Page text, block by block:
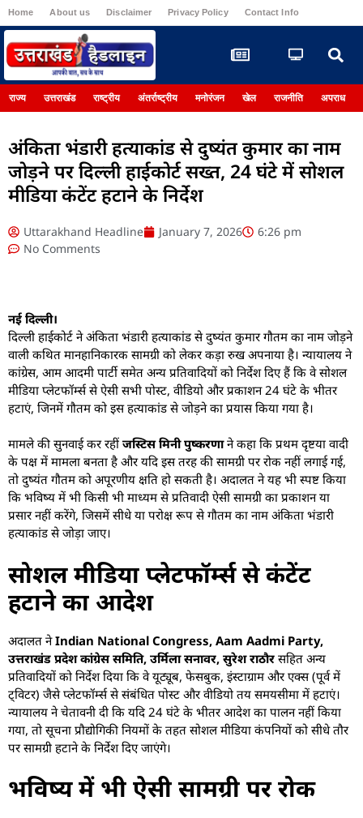
Home About us Disclaimer Privacy Policy Contact Info
राज्य उत्तराखंड राष्ट्रीय अंतर्राष्ट्रीय मनोरंजन खेल राजनीति अपराध
अंकिता भंडारी हत्याकांड से दुष्यंत कुमार का नाम
जोड़ने पर दिल्ली हाईकोर्ट सख्त, 24 घंटे में सोशल
मीडिया कंटेंट हटाने के निर्देश
Uttarakhand Headline January 7, 2026
6:26 pm
No Comments
नई दिल्ली।
दिल्ली हाईकोर्ट ने अंकिता भंडारी हत्याकांड से दुष्यंत कुमार गौतम का नाम जोड़ने
वाली कथित मानहानिकारक सामग्री को लेकर कड़ा रुख अपनाया है। न्यायालय ने
कांग्रेस, आम आदमी पार्टी समेत अन्य प्रतिवादियों को निर्देश दिए हैं कि वे सोशल
मीडिया प्लेटफॉर्म्स से ऐसी सभी पोस्ट, वीडियो और प्रकाशन 24 घंटे के भीतर
हटाएं, जिनमें गौतम को इस हत्याकांड से जोड़ने का प्रयास किया गया है।
मामले की सुनवाई कर रहीं जस्टिस मिनी पुष्करणाने कहा कि प्रथम दृष्टया वादी
के पक्ष में मामला बनता है और यदि इस तरह की सामग्री पर रोक नहीं लगाई गई,
तो दुष्यंत गौतम को अपूरणीय क्षति हो सकती है। अदालत ने यह भी स्पष्ट किया
कि भविष्य में भी किसी भी माध्यम से प्रतिवादी ऐसी सामग्री का प्रकाशन या
प्रसार नहीं करेंगे, जिसमें सीधे या परोक्ष रूप से गौतम का नाम अंकिता भंडारी
हत्याकांड से जोड़ा जाए।
सोशल मीडिया प्लेटफॉर्म्स से कंटेंट
हटाने का आदेश
अदालत नेIndian National Congress, Aam Aadmi Party,
उत्तराखंड प्रदेश कांग्रेस समिति, उर्मिला सनावर, सुरेश राठौर सहित अन्य
प्रतिवादियों को निर्देश दिया कि वे यूट्यूब, फेसबुक, इंस्टाग्राम और एक्स (पूर्व में
ट्विटर) जैसे प्लेटफॉर्म्स से संबंधित पोस्ट और वीडियो तय समयसीमा में हटाएं।
न्यायालय ने चेतावनी दी कि यदि 24 घंटे के भीतर आदेश का पालन नहीं किया
गया, तो सूचना प्रौद्योगिकी नियमों के तहत सोशल मीडिया कंपनियों को सीधे तौर
पर सामग्री हटाने के निर्देश दिए जाएंगे।
भविष्य में भी ऐसी सामग्री पर रोक